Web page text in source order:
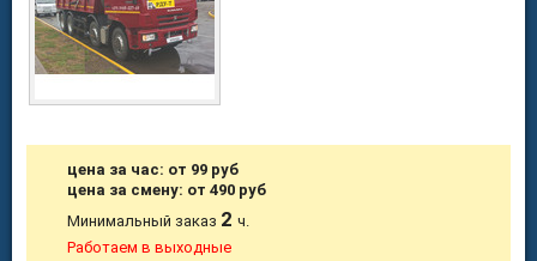
цена за час: от 99 руб
цена за смену: от 490 руб
Минимальный заказ 2ч.
Работаем в выходные